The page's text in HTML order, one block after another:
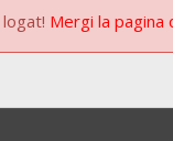
Mergi la